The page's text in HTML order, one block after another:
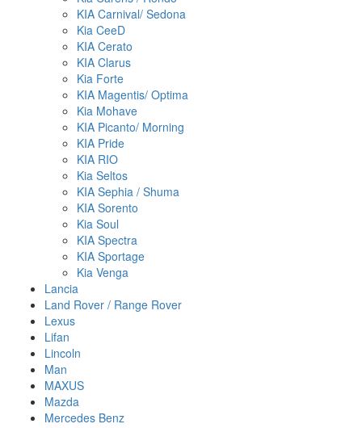
KIA Carnival/ Sedona
Kia CeeD
KIA Cerato
KIA Clarus
Kia Forte
KIA Magentis/ Optima
Kia Mohave
KIA Picanto/ Morning
KIA Pride
KIA RIO
Kia Seltos
KIA Sephia / Shuma
KIA Sorento
Kia Soul
KIA Spectra
KIA Sportage
Kia Venga
Lancia
Land Rover / Range Rover
Lexus
Lifan
Lincoln
Man
MAXUS
Mazda
Mercedes Benz